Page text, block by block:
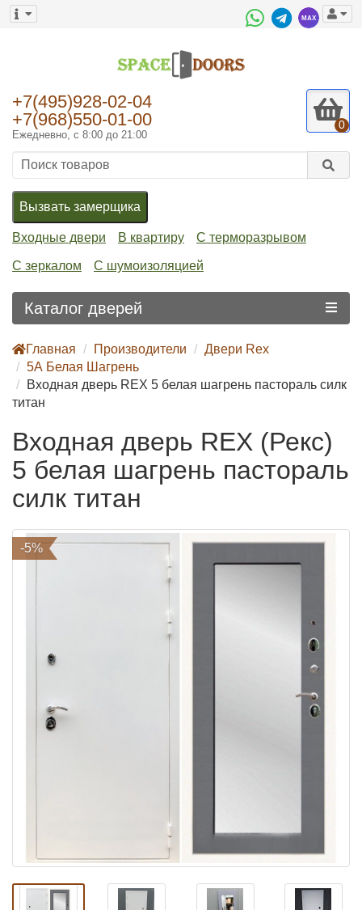
+7(495)928-02-04
+7(968)550-01-00
Ежедневно, с 8:00 до 21:00
0
Вызвать замерщика
Входные двери В квартиру С терморазрывом
С зеркалом С шумоизоляцией
Каталог дверей
Главная Производители
Двери Rex
5А Белая Шагрень
Входная дверь REX 5 белая шагрень пастораль силк
титан
Входная дверь REX (Рекс)
5 белая шагрень пастораль
силк титан
-5%